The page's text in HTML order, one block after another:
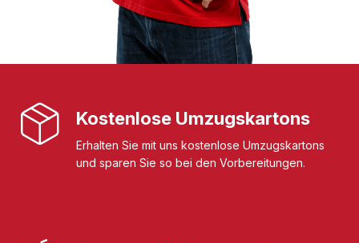
Kostenlose Umzugskartons
Erhalten Sie mit uns kostenlose Umzugskartons
und sparen Sie so bei den Vorbereitungen.